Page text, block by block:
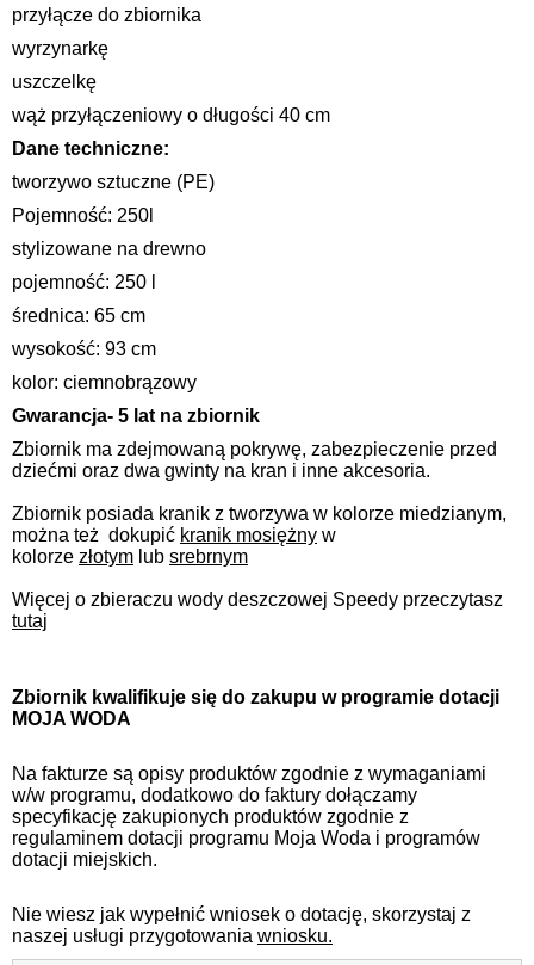
przyłącze do zbiornika
wyrzynarkę
uszczelkę
wąż przyłączeniowy o długości 40 cm
Dane techniczne:
tworzywo sztuczne (PE)
Pojemność: 250l
stylizowane na drewno
pojemność: 250 l
średnica: 65 cm
wysokość: 93 cm
kolor: ciemnobrązowy
Gwarancja- 5 lat na zbiornik
Zbiornik ma zdejmowaną pokrywę, zabezpieczenie przed
dziećmi oraz dwa gwinty na kran i inne akcesoria.
Zbiornik posiada kranik z tworzywa w kolorze miedzianym,
można też dokupić kranik mosiężny w
kolorze złotym lub srebrnym
Więcej o zbieraczu wody deszczowej Speedy przeczytasz
tutaj
Zbiornik kwalifikuje się do zakupu w programie dotacji
MOJA WODA
Na fakturze są opisy produktów zgodnie z wymaganiami
w/w programu, dodatkowo do faktury dołączamy
specyfikację zakupionych produktów zgodnie z
regulaminem dotacji programu Moja Woda i programów
dotacji miejskich.
Nie wiesz jak wypełnić wniosek o dotację, skorzystaj z
naszej usługi przygotowania wniosku.